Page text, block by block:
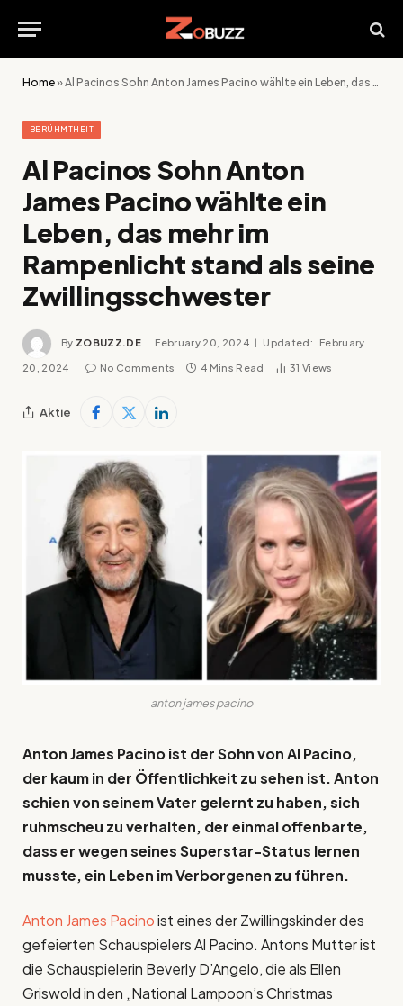
Home»Al Pacinos Sohn Anton James Pacino wählte ein Leben, das mehr im Rampenlicht stand als seine Zwillingsschwester
BERÜHMTHEIT
Al Pacinos Sohn Anton
James Pacino wählte ein
Leben, das mehr im
Rampenlicht stand als seine
Zwillingsschwester
By ZOBUZZ.DE February 20, 2024 Updated: February
20, 2024 No Comments 4 Mins Read 31 Views
Aktie
anton james pacino
Anton James Pacino ist der Sohn von Al Pacino,
der kaum in der Öffentlichkeit zu sehen ist. Anton
schien von seinem Vater gelernt zu haben, sich
ruhmscheu zu verhalten, der einmal offenbarte,
dass er wegen seines Superstar-Status lernen
musste, ein Leben im Verborgenen zu führen.
Anton James Pacinoist eines der Zwillingskinder des
gefeierten Schauspielers Al Pacino. Antons Mutter ist
die Schauspielerin Beverly D’Angelo, die als Ellen
Griswold in den „National Lampoon’s Christmas